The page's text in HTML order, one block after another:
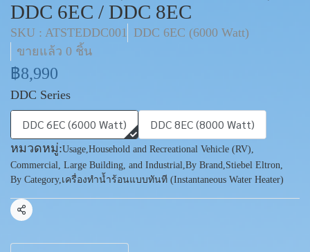
DDC 6EC / DDC 8EC
SKU : ATSTEDDC001 DDC 6EC (6000 Watt)
ขายแล้ว 0 ชิ้น
฿8,990
DDC Series
DDC 6EC (6000 Watt) DDC 8EC (8000 Watt)
หมวดหมู่:Usage,Household and Recreational Vehicle (RV),
Commercial, Large Building, and Industrial,By Brand,Stiebel Eltron,
By Category,เครื่องทำน้ำร้อนแบบทันที (Instantaneous Water Heater)
แชร์